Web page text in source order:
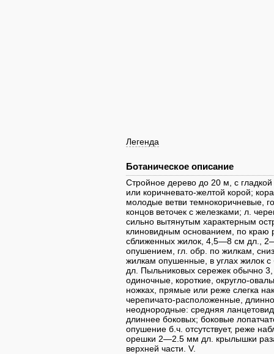
Легенда
Ботаническое описание
Стройное дерево до 20 м, с
или коричневато-желтой корой;
молодые ветви темнокоричневые,
концов веточек с железками; л.
сильно вытянутым характерным
клиновидным основанием, по краю
сближенных жилок, 4,5—8 см дл.,
опушением, гл. обр. по жилкам,
жилкам опушенные, в углах жилок
дл. Пыльниковых сережек обычно
одиночные, короткие, округло-
ножках, прямые или реже слегка
черепичато-расположенные,
неоднородные: средняя
длиннее боковых; боковые
опушение б.ч. отсутствует, реже
орешки 2—2.5 мм дл. крылышки
верхней части. V.